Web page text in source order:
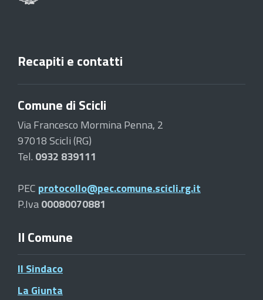
Recapiti e contatti
Comune di Scicli
Via Francesco Mormina Penna, 2
97018 Scicli (RG)
Tel. 0932 839111
PEC protocollo@pec.comune.scicli.rg.it
P.Iva00080070881
Il Comune
Il Sindaco
La Giunta